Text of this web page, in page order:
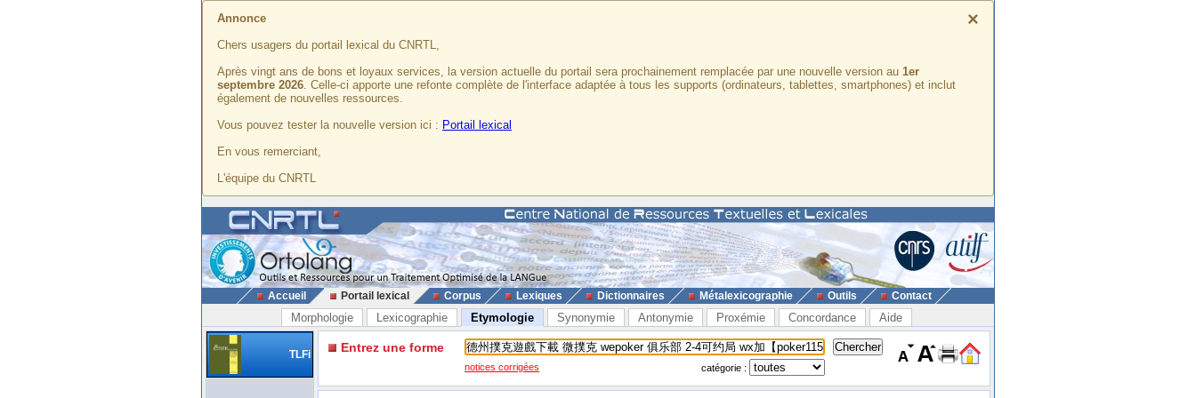
×
Annonce
Chers usagers du portail lexical du CNRTL,
Après vingt ans de bons et loyaux services, la version actuelle du portail sera prochainement remplacée par une nouvelle version au 1er
septembre 2026. Celle-ci apporte une refonte complète de l'interface adaptée à tous les supports (ordinateurs, tablettes, smartphones) et inclut
également de nouvelles ressources.
Vous pouvez tester la nouvelle version ici : Portail lexical
En vous remerciant,
L'équipe du CNRTL
Accueil Portail lexical Corpus Lexiques Dictionnaires Métalexicographie Outils Contact
Morphologie Lexicographie Etymologie Synonymie Antonymie Proxémie Concordance Aide
TLFi Entrez une forme
notices corrigées catégorie :